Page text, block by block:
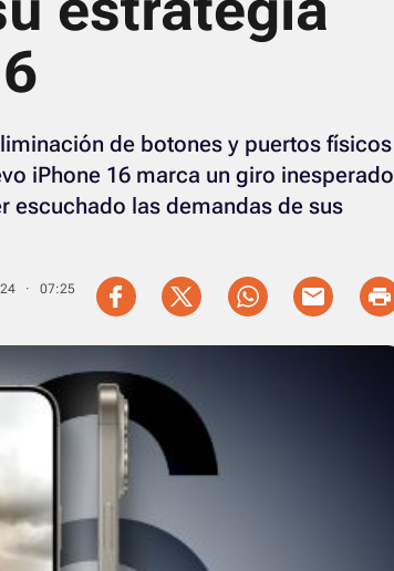
de botones y puertos físicos
iPhone 16 marca un giro inesperado
escuchado las demandas de sus